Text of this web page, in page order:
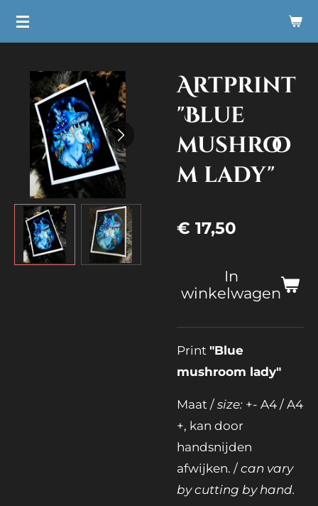
Ga
hoofdinhoud
Artprint
"Blue
mushroo
m lady"
€ 17,50
In
winkelwagen
Print "Blue
mushroom lady"
Maat / size: +- A4 / A4
+, kan door
handsnijden
afwijken. / can vary
by cutting by hand.